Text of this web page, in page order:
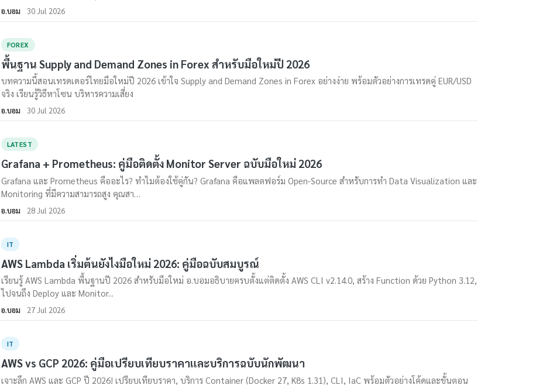
อ.บอม 30 Jul 2026
FOREX
พื้นฐาน Supply and Demand Zones in Forex สำหรับมือใหม่ปี 2026
บทความนี้สอนเทรดเดอร์ไทยมือใหม่ปี 2026 เข้าใจ Supply and Demand Zones in Forex อย่างง่าย พร้อมตัวอย่างการเทรดคู่ EUR/USD
จริง เรียนรู้วิธีหาโซน บริหารความเสี่ยง
อ.บอม 30 Jul 2026
LATEST
Grafana + Prometheus: คู่มือติดตั้ง Monitor Server ฉบับมือใหม่ 2026
Grafana และ Prometheus คืออะไร? ทำไมต้องใช้คู่กัน? Grafana คือแพลตฟอร์ม Open-Source สำหรับการทำ Data Visualization และ
Monitoring ที่มีความสามารถสูง คุณสา…
อ.บอม 28 Jul 2026
IT
AWS Lambda เริ่มต้นยังไงมือใหม่ 2026: คู่มือฉบับสมบูรณ์
เรียนรู้ AWS Lambda พื้นฐานปี 2026 สำหรับมือใหม่ อ.บอมอธิบายครบตั้งแต่ติดตั้ง AWS CLI v2.14.0, สร้าง Function ด้วย Python 3.12,
ไปจนถึง Deploy และ Monitor...
อ.บอม 27 Jul 2026
IT
AWS vs GCP 2026: คู่มือเปรียบเทียบราคาและบริการฉบับนักพัฒนา
เจาะลึก AWS และ GCP ปี 2026! เปรียบเทียบราคา, บริการ Container (Docker 27, K8s 1.31), CLI, IaC พร้อมตัวอย่างโค้ดและขั้นตอน